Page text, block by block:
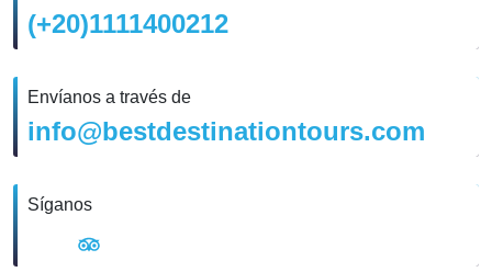
(+20)1111400212
Envíanos a través de
info@bestdestinationtours.com
Síganos